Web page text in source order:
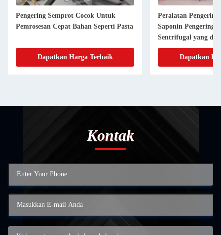
Peralatan Pengering Semprotan Teh
Saponin Pengering Semprotan
industri makanan
Dapatkan Harga Terbaik
25Kg/H-
2mPa-10mPa
Kontak